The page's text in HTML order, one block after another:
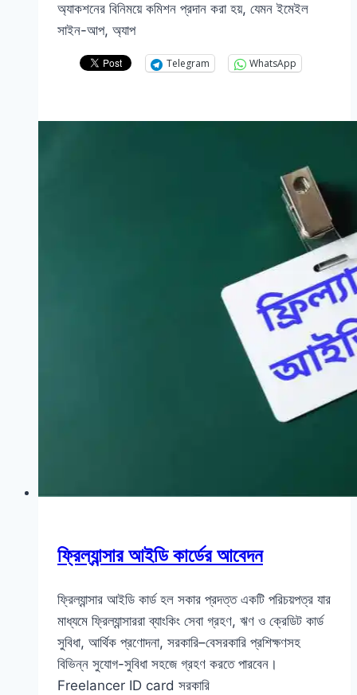
অ্যাকশনের বিনিময়ে কমিশন প্রদান করা হয়, যেমন ইমেইল
সাইন-আপ, অ্যাপ
Telegram WhatsApp
ফ্রিল্যান্সার আইডি কার্ডের আবেদন
ফ্রিল্যান্সার আইডি কার্ড হল সকার প্রদত্ত একটি পরিচয়পত্র যার
মাধ্যমে ফ্রিল্যান্সাররা ব্যাংকিং সেবা গ্রহণ, ঋণ ও ক্রেডিট কার্ড
সুবিধা, আর্থিক প্রণোদনা, সরকারি–বেসরকারি প্রশিক্ষণসহ
বিভিন্ন সুযোগ-সুবিধা সহজে গ্রহণ করতে পারবেন।
Freelancer ID card সরকারি